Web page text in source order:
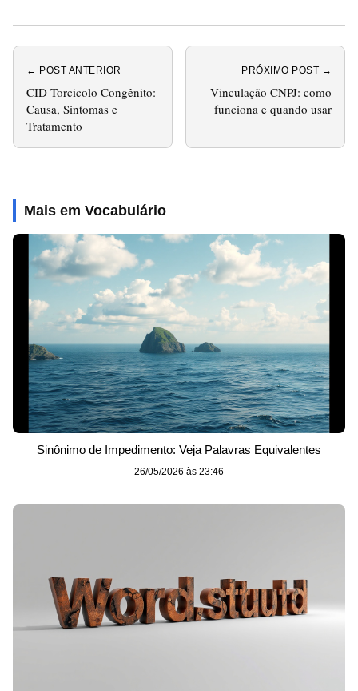
← POST ANTERIOR
CID Torcicolo Congênito:
Causa, Sintomas e
Tratamento
PRÓXIMO POST →
Vinculação CNPJ: como
funciona e quando usar
Mais em Vocabulário
Sinônimo de Impedimento: Veja Palavras Equivalentes
26/05/2026 às 23:46